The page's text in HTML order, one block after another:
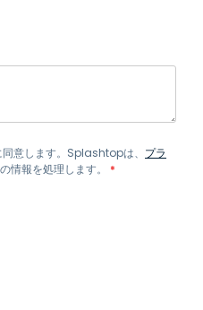
同意します。Splashtopは、 プラ
情報を処理します。 *